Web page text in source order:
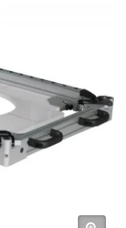
Отворів